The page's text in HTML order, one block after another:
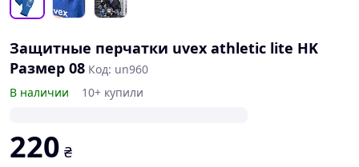
Защитные перчатки uvex athletic lite HK
Размер 08 Код: un960
В наличии
10+ купили
220 ₴